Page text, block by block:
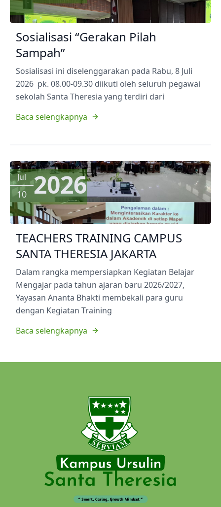
Sosialisasi “Gerakan Pilah
Sampah”
Sosialisasi ini diselenggarakan pada Rabu, 8 Juli
2026 pk. 08.00-09.30 diikuti oleh seluruh pegawai
sekolah Santa Theresia yang terdiri dari
Baca selengkapnya
Jul
10 2026
TEACHERS TRAINING CAMPUS
SANTA THERESIA JAKARTA
Dalam rangka mempersiapkan Kegiatan Belajar
Mengajar pada tahun ajaran baru 2026/2027,
Yayasan Ananta Bhakti membekali para guru
dengan Kegiatan Training
Baca selengkapnya